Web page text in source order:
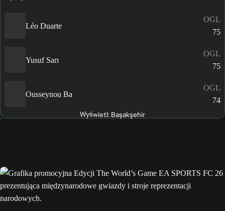
Léo Duarte
OGL
75
Yusuf Sarı
OGL
75
Ousseynou Ba
OGL
74
Wyświetl: Başakşehir